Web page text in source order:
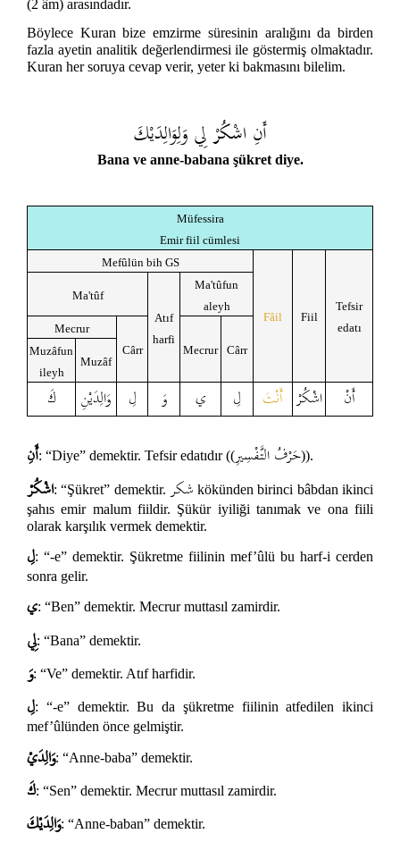
(2 âm) arasındadır.
Böylece Kuran bize emzirme süresinin aralığını da birden
fazla ayetin analitik değerlendirmesi ile göstermiş olmaktadır.
Kuran her soruya cevap verir, yeter ki bakmasını bilelim.
أَنِ اشْكُرْ لِي وَلِوَالِدَيْكَ
Bana ve anne-babana şükret diye.
Müfessira
Emir fiil cümlesi
Mefûlün bih GS
Fâil Fiil
Tefsir
edatı
Ma'tûf
Atıf
harfi
Ma'tûfun
aleyh
Mecrur
Cârr
Mecrur Cârr
Muzâfun
ileyh
Muzâf
كَ وَالِدَيْنِ لِ وَ ي لِ أَنْتَ اشْكُرْ أَنْ
أَنِ: “Diye” demektir. Tefsir edatıdır ((حَرْفُ التَّفْسِيرِ)).
اشْكُرْ: “Şükret” demektir. شكر kökünden birinci bâbdan ikinci
şahıs emir malum fiildir. Şükür iyiliği tanımak ve ona fiili
olarak karşılık vermek demektir.
لِ: “-e” demektir. Şükretme fiilinin mef’ûlü bu harf-i cerden
sonra gelir.
ي: “Ben” demektir. Mecrur muttasıl zamirdir.
لِي: “Bana” demektir.
وَ: “Ve” demektir. Atıf harfidir.
لِ: “-e” demektir. Bu da şükretme fiilinin atfedilen ikinci
mef’ûlünden önce gelmiştir.
وَالِدَيْ: “Anne-baba” demektir.
كَ: “Sen” demektir. Mecrur muttasıl zamirdir.
وَالِدَيْكَ: “Anne-baban” demektir.